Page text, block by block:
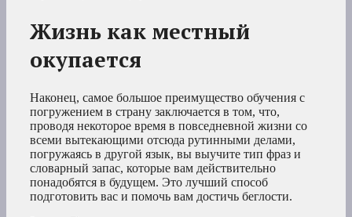
Жизнь как местный
окупается
Наконец, самое большое преимущество обучения с
погружением в страну заключается в том, что,
проводя некоторое время в повседневной жизни со
всеми вытекающими отсюда рутинными делами,
погружаясь в другой язык, вы выучите тип фраз и
словарный запас, которые вам действительно
понадобятся в будущем. Это лучший способ
подготовить вас и помочь вам достичь беглости.